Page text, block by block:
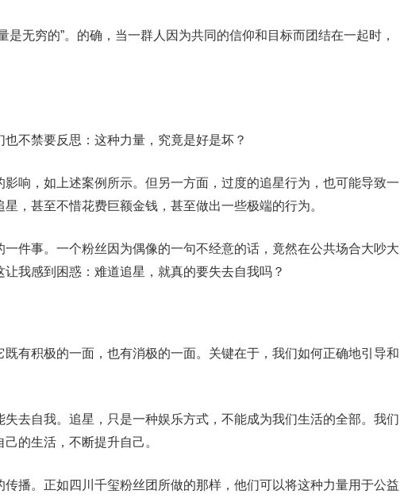
是无穷的”。的确，当一群人因为共同的信仰和目标而团结在一起时，
不禁要反思：这种力量，究竟是好是坏？
响，如上述案例所示。但另一方面，过度的追星行为，也可能导致一
，甚至不惜花费巨额金钱，甚至做出一些极端的行为。
件事。一个粉丝因为偶像的一句不经意的话，竟然在公共场合大吵大
我感到困惑：难道追星，就真的要失去自我吗？
有积极的一面，也有消极的一面。关键在于，我们如何正确地引导和
去自我。追星，只是一种娱乐方式，不能成为我们生活的全部。我们
的生活，不断提升自己。
播。正如四川千玺粉丝团所做的那样，他们可以将这种力量用于公益